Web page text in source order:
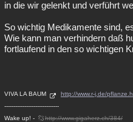
in die wir gelenkt und verführt
So wichtig Medikamente sind,
Wie kann man verhindern daß
fortlaufend in den so wichtigen
VIVA LA BAUM
http://www.r-j.de/
------------------------------
Wake up! -
http://www.gigaherz.ch/384/